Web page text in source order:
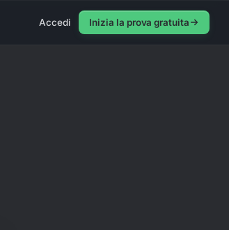
Accedi Inizia la prova gratuita